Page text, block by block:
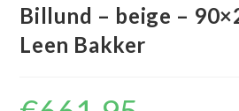
Billund – beige –
Leen Bakker